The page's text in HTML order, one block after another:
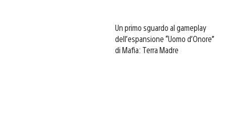
Un primo sguardo al gameplay
dell’espansione “Uomo d’Onore”
di Mafia: Terra Madre